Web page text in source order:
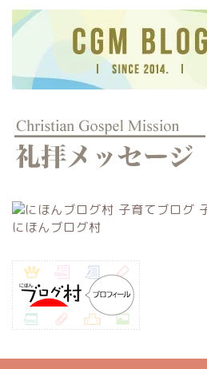
にほんブログ村